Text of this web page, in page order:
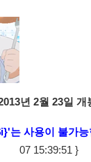
년 2월 23일 개
는 사용이 불가능
07 15:39:51 }